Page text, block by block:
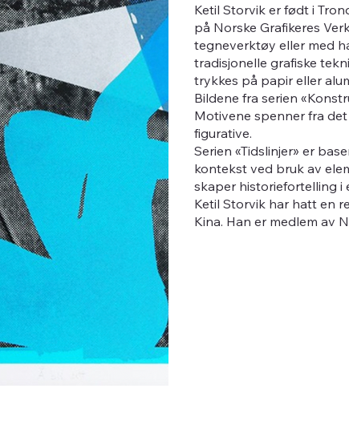
Ketil Storvik er født i
på Norske Grafikeres
tegneverktøy eller med
tradisjonelle grafiske
trykkes på papir eller
Bildene fra serien
Motivene spenner fra
figurative.
Serien «Tidslinjer» er
kontekst ved bruk av
skaper historiefortelling i
Ketil Storvik har hatt en
Kina. Han er medlem av